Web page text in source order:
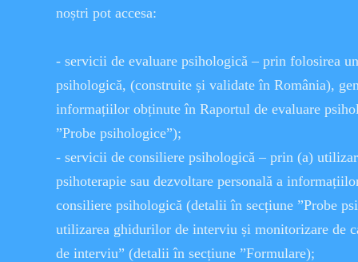
noștri pot accesa:
- servicii de evaluare psihologică – prin folosirea
psihologică, (construite și validate în România),
informațiilor obținute în Raportul de evaluare
”Probe psihologice”);
- servicii de consiliere psihologică – prin (a)
psihoterapie sau dezvoltare personală a
consiliere psihologică (detalii în secțiune ”Probe
utilizarea ghidurilor de interviu și monitorizare de
de interviu” (detalii în secțiune ”Formulare);